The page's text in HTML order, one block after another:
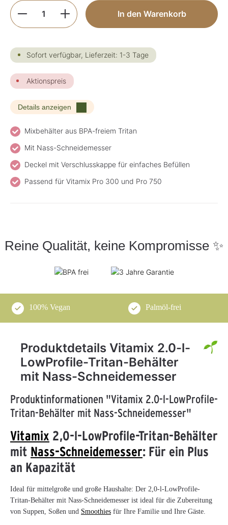
Produkt Anzahl: Gib den gewünschten
In den Warenkorb
Sofort verfügbar, Lieferzeit: 1-3 Tage
Aktionspreis
Details anzeigen
Mixbehälter aus BPA-freiem Tritan
Mit Nass-Schneidemesser
Deckel mit Verschlusskappe für einfaches Befüllen
Passend für Vitamix Pro 300 und Pro 750
Reine Qualität, keine Kompromisse ✨
100% Vegan Palmöl-frei
Produktdetails Vitamix 2.0-l-
LowProfile-Tritan-Behälter
mit Nass-Schneidemesser
Produktinformationen "Vitamix 2.0-l-LowProfile-
Tritan-Behälter mit Nass-Schneidemesser"
Vitamix 2,0-l-LowProfile-Tritan-Behälter
mit Nass-Schneidemesser: Für ein Plus
an Kapazität
Ideal für mittelgroße und große Haushalte: Der 2,0-l-LowProfile-
Tritan-Behälter mit Nass-Schneidemesser ist ideal für die Zubereitung
von Suppen, Soßen und Smoothies für Ihre Familie und Ihre Gäste.